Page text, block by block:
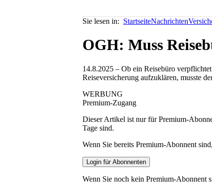
Sie lesen in: StartseiteNachrichten
OGH: Muss
14.8.2025 – Ob ein Reisebüro
Reiseversicherung aufzuklären, musste
WERBUNG
Premium-Zugang
Dieser Artikel ist nur für Premium-
Tage sind.
Wenn Sie bereits Premium-Abonnent
Wenn Sie noch kein Premium-Abonnent